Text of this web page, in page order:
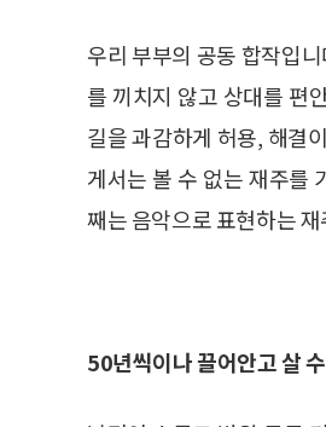
우리 부부의 공동 합작입
를 끼치지 않고 상대를 편
길을 과감하게 허용, 해결
게서는 볼 수 없는 재주를
째는 음악으로 표현하는
50년씩이나 끌어안고 살